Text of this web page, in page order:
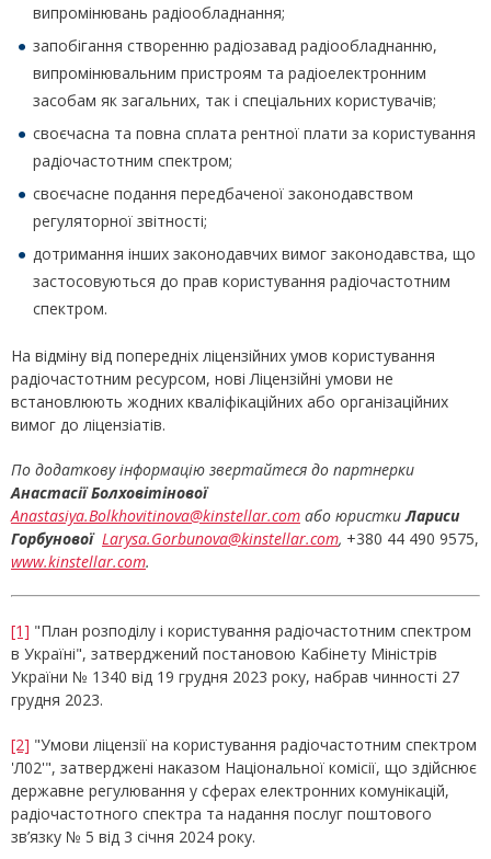
випромінювань радіообладнання;
запобігання створенню радіозавад радіообладнанню,
випромінювальним пристроям та радіоелектронним
засобам як загальних, так і спеціальних користувачів;
своєчасна та повна сплата рентної плати за користування
радіочастотним спектром;
своєчасне подання передбаченої законодавством
регуляторної звітності;
дотримання інших законодавчих вимог законодавства, що
застосовуються до прав користування радіочастотним
спектром.
На відміну від попередніх ліцензійних умов користування
радіочастотним ресурсом, нові Ліцензійні умови не
встановлюють жодних кваліфікаційних або організаційних
вимог до ліцензіатів.
По додаткову інформацію звертайтеся до партнерки
Анастасії Болховітінової
Anastasiya.Bolkhovitinova@kinstellar.com або юристки Лариси
Горбунової Larysa.Gorbunova@kinstellar.сom, +380 44 490 9575,
www.kinstellar.com.
[1] "План розподілу і користування радіочастотним спектром
в Україні", затверджений постановою Кабінету Міністрів
України № 1340 від 19 грудня 2023 року, набрав чинності 27
грудня 2023.
[2] "Умови ліцензії на користування радіочастотним спектром
'Л02'", затверджені наказом Національної комісії, що здійснює
державне регулювання у сферах електронних комунікацій,
радіочастотного спектра та надання послуг поштового
зв’язку № 5 від 3 січня 2024 року.